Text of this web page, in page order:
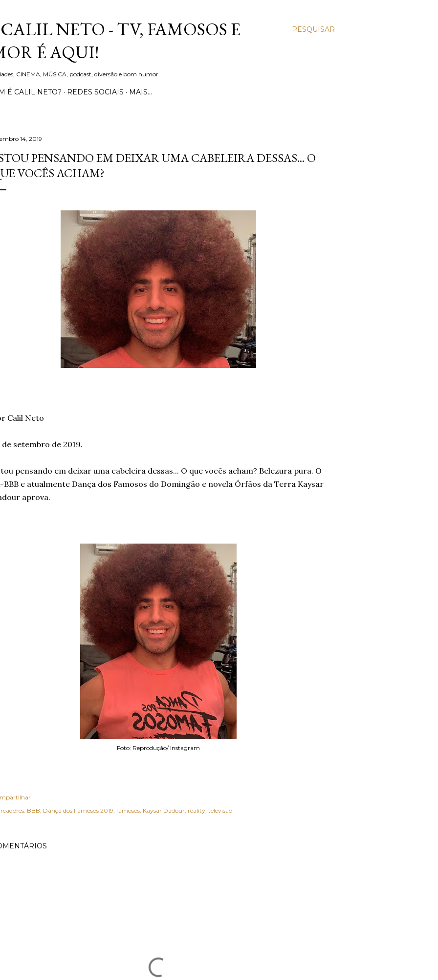
PESQUISAR
NETO - TV, FAMOSOS E
É AQUI!
CINEMA, MÚSICA, podcast, diversão e bom humor.
É CALIL NETO? REDES SOCIAIS MAIS…
14, 2019
PENSANDO EM DEIXAR UMA CABELEIRA DESSAS... O
VOCÊS ACHAM?
Calil Neto
de setembro de 2019.
pensando em deixar uma cabeleira dessas... O que vocês acham? Belezura pura. O
BBB e atualmente Dança dos Famosos do Domingão e novela Órfãos da Terra Kaysar
aprova.
Foto: Reprodução/ Instagram
BBB Dança dos Famosos 2019 famosos Kaysar Dadour reality televisão